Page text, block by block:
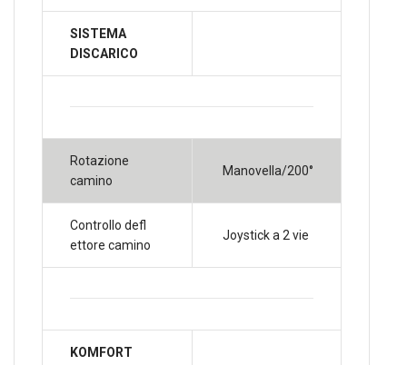
SISTEMA
DISCARICO
Rotazione
camino
Manovella/200°
Controllo defl
ettore camino
Joystick a 2 vie
KOMFORT